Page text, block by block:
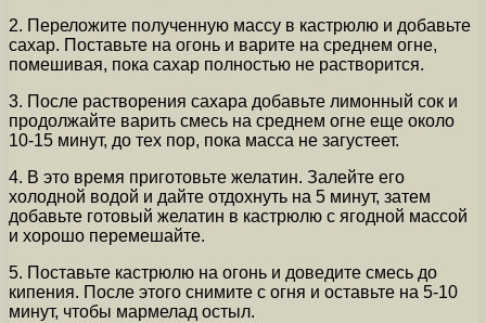
2. Переложите полученную массу в кастрюлю и добавьте
сахар. Поставьте на огонь и варите на среднем огне,
помешивая, пока сахар полностью не растворится.
3. После растворения сахара добавьте лимонный сок и
продолжайте варить смесь на среднем огне еще около
10-15 минут, до тех пор, пока масса не загустеет.
4. В это время приготовьте желатин. Залейте его
холодной водой и дайте отдохнуть на 5 минут, затем
добавьте готовый желатин в кастрюлю с ягодной массой
и хорошо перемешайте.
5. Поставьте кастрюлю на огонь и доведите смесь до
кипения. После этого снимите с огня и оставьте на 5-10
минут, чтобы мармелад остыл.